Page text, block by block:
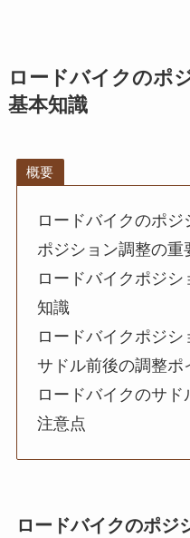
ロードバイクのポ
基本知識
概要
ロードバイクのポジ
ポジション調整の重
ロードバイクポジ
知識
ロードバイクポジ
サドル前後の調整ポ
ロードバイクのサド
注意点
ロードバイクのポジ